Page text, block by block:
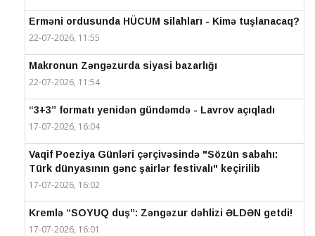
Erməni ordusunda HÜCUM silahları - Kimə tuşlanacaq?
22-07-2026, 11:55
Makronun Zəngəzurda siyasi bazarlığı
22-07-2026, 11:54
“3+3” formatı yenidən gündəmdə - Lavrov açıqladı
17-07-2026, 16:04
Vaqif Poeziya Günləri çərçivəsində "Sözün sabahı:
Türk dünyasının gənc şairlər festivalı" keçirilib
17-07-2026, 16:02
Kremlə “SOYUQ duş”: Zəngəzur dəhlizi ƏLDƏN getdi!
17-07-2026, 16:01